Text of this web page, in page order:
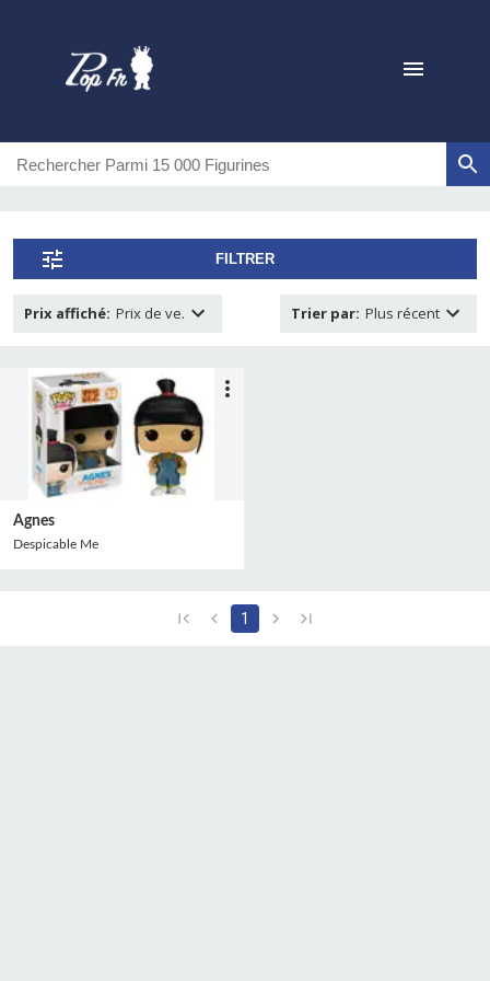
FILTRER
Prix affiché: Prix de ve. Trier par: Plus récent
Agnes
Despicable Me
1